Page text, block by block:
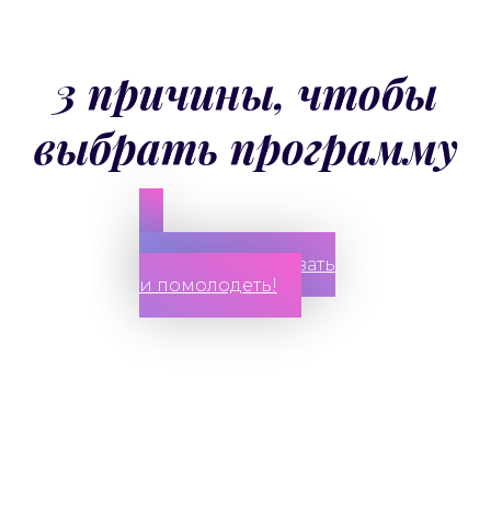
3 причины, чтобы
выбрать программу
ДА! Хочу участвовать
и помолодеть!